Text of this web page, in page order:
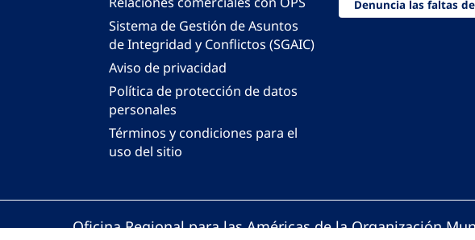
Sistema de Gestión de Asuntos
de Integridad y Conflictos (SGAIC)
Aviso de privacidad
Política de protección de datos
personales
Términos y condiciones para el
uso del sitio
Denuncia las faltas
Oficina Regional para las Américas de la Organización